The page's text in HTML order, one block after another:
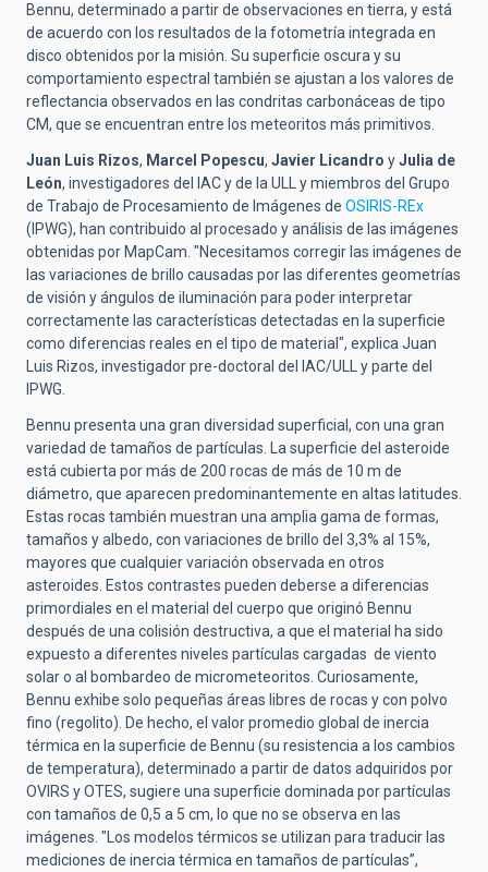
Bennu, determinado a partir de observaciones en tierra, y está
de acuerdo con los resultados de la fotometría integrada en
disco obtenidos por la misión. Su superficie oscura y su
comportamiento espectral también se ajustan a los valores de
reflectancia observados en las condritas carbonáceas de tipo
CM, que se encuentran entre los meteoritos más primitivos.
Juan Luis Rizos, Marcel Popescu, Javier Licandro yJulia de
León, investigadores del IAC y de la ULL y miembros del Grupo
de Trabajo de Procesamiento de Imágenes de OSIRIS-REx
(IPWG), han contribuido al procesado y análisis de las imágenes
obtenidas por MapCam. "Necesitamos corregir las imágenes de
las variaciones de brillo causadas por las diferentes geometrías
de visión y ángulos de iluminación para poder interpretar
correctamente las características detectadas en la superficie
como diferencias reales en el tipo de material", explica Juan
Luis Rizos, investigador pre-doctoral del IAC/ULL y parte del
IPWG.
Bennu presenta una gran diversidad superficial, con una gran
variedad de tamaños de partículas. La superficie del asteroide
está cubierta por más de 200 rocas de más de 10 m de
diámetro, que aparecen predominantemente en altas latitudes.
Estas rocas también muestran una amplia gama de formas,
tamaños y albedo, con variaciones de brillo del 3,3% al 15%,
mayores que cualquier variación observada en otros
asteroides. Estos contrastes pueden deberse a diferencias
primordiales en el material del cuerpo que originó Bennu
después de una colisión destructiva, a que el material ha sido
expuesto a diferentes niveles partículas cargadas de viento
solar o al bombardeo de micrometeoritos. Curiosamente,
Bennu exhibe solo pequeñas áreas libres de rocas y con polvo
fino (regolito). De hecho, el valor promedio global de inercia
térmica en la superficie de Bennu (su resistencia a los cambios
de temperatura), determinado a partir de datos adquiridos por
OVIRS y OTES, sugiere una superficie dominada por partículas
con tamaños de 0,5 a 5 cm, lo que no se observa en las
imágenes. "Los modelos térmicos se utilizan para traducir las
mediciones de inercia térmica en tamaños de partículas”,